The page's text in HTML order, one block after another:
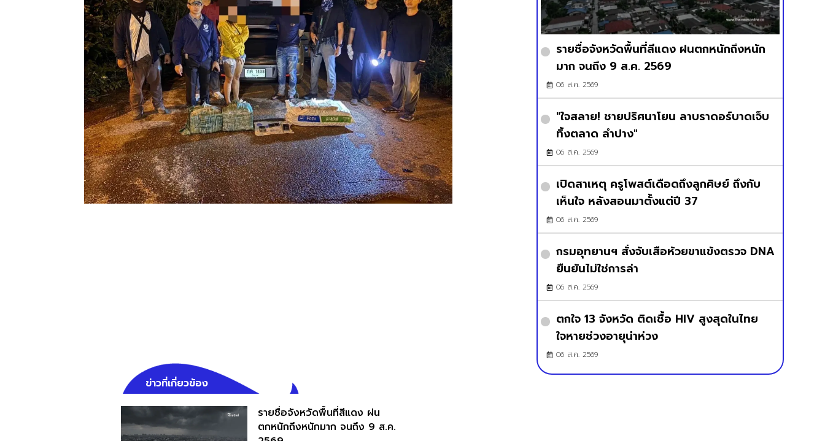
ข่าวที่เกี่ยวข้อง
รายชื่อจังหวัดพื้นที่สีแดง ฝน
ตกหนักถึงหนักมาก จนถึง 9 ส.ค.
รายชื่อจังหวัดพื้นที่สีแดง ฝนตกหนักถึงหนัก
มาก จนถึง 9 ส.ค. 2569
06 ส.ค. 2569
"ใจสลาย! ชายปริศนาโยน ลาบราดอร์บาดเจ็บ
ทิ้งตลาด ลำปาง"
06 ส.ค. 2569
เปิดสาเหตุ ครูโพสต์เดือดถึงลูกศิษย์ ถึงกับ
เห็นใจ หลังสอนมาตั้งแต่ปี 37
06 ส.ค. 2569
กรมอุทยานฯ สั่งจับเสือห้วยขาแข้งตรวจ DNA
ยืนยันไม่ใช่การล่า
06 ส.ค. 2569
ตกใจ 13 จังหวัด ติดเชื้อ HIV สูงสุดในไทย
ใจหายช่วงอายุน่าห่วง
06 ส.ค. 2569